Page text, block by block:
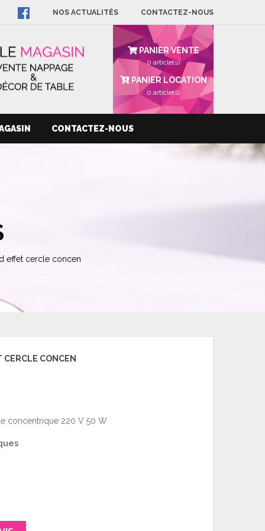
NOS ACTUALITÉS CONTACTEZ-NOUS
PANIER VENTE
0 article(s)
PANIER LOCATION
0 article(s)
CONTACTEZ-NOUS
effet cercle concen
CERCLE CONCEN
concentrique 220 V 50 W